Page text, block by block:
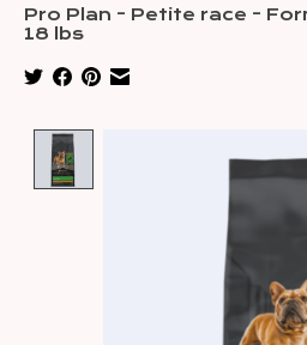
Pro Plan - Petite race -
18 lbs